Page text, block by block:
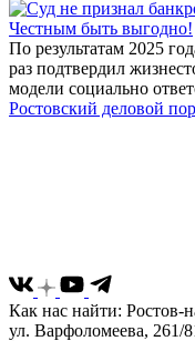
Честным быть выгодно!
По результатам 2025
раз подтвердил
модели социально
Ростовский деловой
Как нас найти: Ростов-
ул. Варфоломеева, 261/